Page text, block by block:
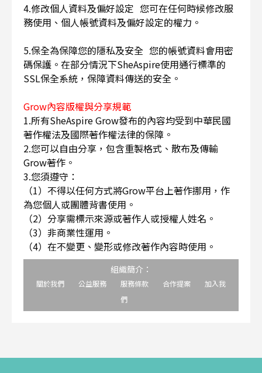
4.修改個人資料及偏好設定 您可在任何時候修改服
務使用、個人帳號資料及偏好設定的權力。
5.保全為保障您的隱私及安全 您的帳號資料會用密
碼保護。在部分情況下SheAspire使用通行標準的
SSL保全系統，保障資料傳送的安全。
Grow內容版權與分享規範
1.所有SheAspire Grow發布的內容均受到中華民國
著作權法及國際著作權法律的保障。
2.您可以自由分享，包含重製格式、散布及傳輸
Grow著作。
3.您須遵守：
（1）不得以任何方式將Grow平台上著作挪用，作
為您個人或團體背書使用。
（2）分享需標示來源或著作人或授權人姓名。
（3）非商業性運用。
（4）在不變更、變形或修改著作內容時使用。
組織簡介：
關於我們 公益服務 服務條款 合作提案
加入我
們